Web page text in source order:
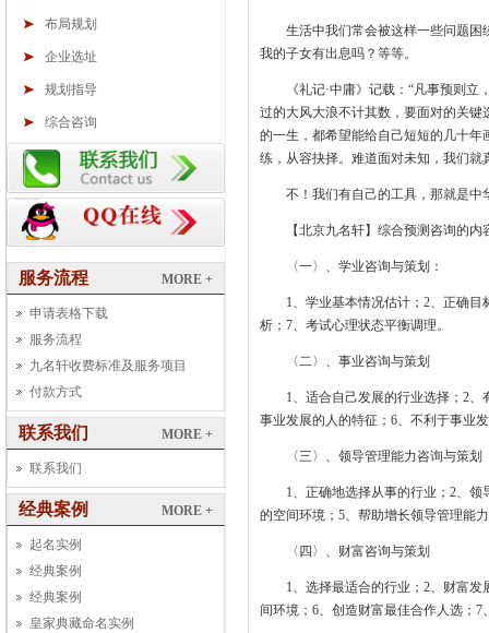
布局规划
企业选址
规划指导
综合咨询
MORE +
服务流程
申请表格下载
服务流程
九名轩收费标准及服务项目
付款方式
MORE +
联系我们
联系我们
MORE +
经典案例
起名实例
经典案例
经典案例
皇家典藏命名实例
生活中我们常会被这样一些问题
我的子女有出息吗？等等。
《礼记·中庸》记载：“凡事预则
过的大风大浪不计其数，要面对的关
的一生，都希望能给自己短短的几十
练，从容抉择。难道面对未知，我们就
不！我们有自己的工具，那就是
【北京九名轩】综合预测咨询的内
〈一〉、学业咨询与策划：
1、学业基本情况估计；2、正确
析；7、考试心理状态平衡调理。
〈二〉、事业咨询与策划
1、适合自己发展的行业选择；2
事业发展的人的特征；6、不利于事业
〈三〉、领导管理能力咨询与策划
1、正确地选择从事的行业；2、
的空间环境；5、帮助增长领导管理能
〈四〉、财富咨询与策划
1、选择最适合的行业；2、财富
间环境；6、创造财富最佳合作人选；